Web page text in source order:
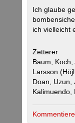
Ich glaube
ich vielleicht
Zetterer
Baum,
Larsson
Doan, Uzun,
Kalimuendo,